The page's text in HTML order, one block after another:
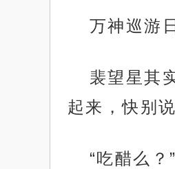
万神巡游
裴望星其
起来，快别
“吃醋么？